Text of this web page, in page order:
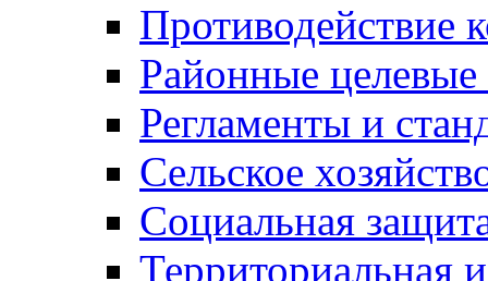
Противодействие
Районные
Регламенты и
Сельское
Социальная
Территориальная